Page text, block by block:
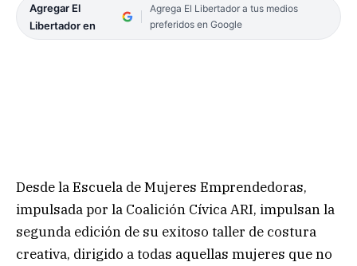
Agregar El
Libertador en
Agrega El Libertador a tus medios
preferidos en Google
Desde la Escuela de Mujeres Emprendedoras,
impulsada por la Coalición Cívica ARI, impulsan la
segunda edición de su exitoso taller de costura
creativa, dirigido a todas aquellas mujeres que no